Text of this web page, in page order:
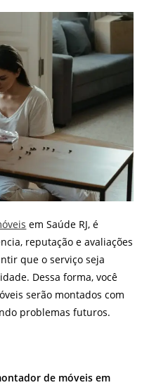
em Saúde RJ, é
reputação e avaliações
que o serviço seja
Dessa forma, você
serão montados com
problemas futuros.
de móveis em